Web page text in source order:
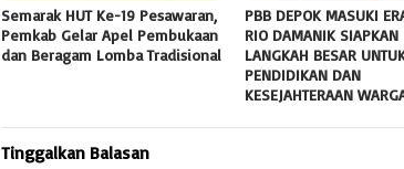
Semarak HUT Ke-19 Pesawaran,
Pemkab Gelar Apel Pembukaan
dan Beragam Lomba Tradisional
PBB DEPOK MASUKI
RIO DAMANIK SIAPKAN
LANGKAH BESAR
PENDIDIKAN DAN
KESEJAHTERAAN
Tinggalkan Balasan